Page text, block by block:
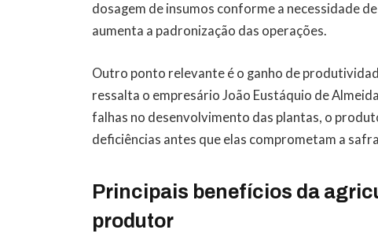
dosagem de insumos conforme a necessidade
aumenta a padronização das operações.
Outro ponto relevante é o ganho de
ressalta o empresário João Eustáquio de
falhas no desenvolvimento das plantas, o
deficiências antes que elas comprometam a
Principais benefícios da
produtor